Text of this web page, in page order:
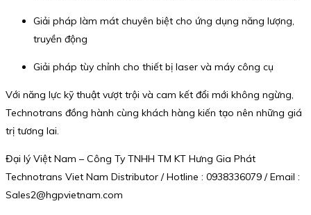
Giải pháp làm mát chuyên biệt cho ứng dụng năng lượng,
truyền động
Giải pháp tùy chỉnh cho thiết bị laser và máy công cụ
Với năng lực kỹ thuật vượt trội và cam kết đổi mới không ngừng,
Technotrans đồng hành cùng khách hàng kiến tạo nên những giá
trị tương lai.
Đại lý Việt Nam – Công Ty TNHH TM KT Hưng Gia Phát
Technotrans Viet Nam Distributor / Hotline : 0938336079 / Email :
Sales2@hgpvietnam.com